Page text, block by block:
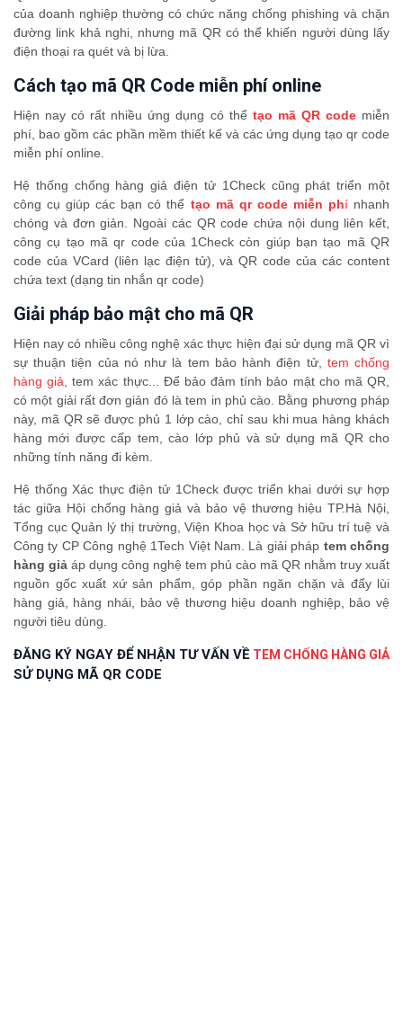
của doanh nghiệp thường có chức năng chống phishing và chặn
đường link khả nghi, nhưng mã QR có thể khiến người dùng lấy
điện thoại ra quét và bị lừa.
Cách tạo mã QR Code miễn phí online
Hiện nay có rất nhiều ứng dụng có thể tạo mã QR codemiễn
phí, bao gồm các phần mềm thiết kế và các ứng dụng tạo qr code
miễn phí online.
Hệ thống chống hàng giả điện tử 1Check cũng phát triển một
công cụ giúp các bạn có thể tạo mã qr code miễn phínhanh
chóng và đơn giản. Ngoài các QR code chứa nội dung liên kết,
công cụ tạo mã qr code của 1Check còn giúp bạn tạo mã QR
code của VCard (liên lạc điện tử), và QR code của các content
chứa text (dạng tin nhắn qr code)
Giải pháp bảo mật cho mã QR
Hiện nay có nhiều công nghệ xác thực hiện đại sử dụng mã QR vì
sự thuận tiện của nó như là tem bảo hành điện tử, tem chống
hàng giả , tem xác thực... Để bảo đảm tính bảo mật cho mã QR,
có một giải rất đơn giản đó là tem in phủ cào. Bằng phương pháp
này, mã QR sẽ được phủ 1 lớp cào, chỉ sau khi mua hàng khách
hàng mới được cấp tem, cào lớp phủ và sử dụng mã QR cho
những tính năng đi kèm.
Hệ thống Xác thực điện tử 1Check được triển khai dưới sự hợp
tác giữa Hội chống hàng giả và bảo vệ thương hiệu TP.Hà Nội,
Tổng cục Quản lý thị trường, Viện Khoa học và Sở hữu trí tuệ và
Công ty CP Công nghệ 1Tech Việt Nam. Là giải pháp tem chống
hàng giả áp dụng công nghệ tem phủ cào mã QR nhằm truy xuất
nguồn gốc xuất xứ sản phẩm, góp phần ngăn chặn và đẩy lùi
hàng giả, hàng nhái, bảo vệ thương hiệu doanh nghiệp, bảo vệ
người tiêu dùng.
ĐĂNG KÝ NGAY ĐỂ NHẬN TƯ VẤN VỀ TEM CHỐNG HÀNG GIẢ
SỬ DỤNG MÃ QR CODE